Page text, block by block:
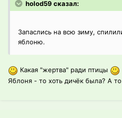
holod59 сказал:
Запаслись на всю зиму,
яблоню.
Какая "жертва" ради птицы
Яблоня - то хоть дичёк была? А